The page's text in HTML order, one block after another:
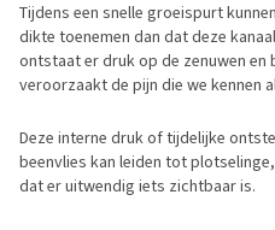
Tijdens een snelle groeispurt
dikte toenemen dan dat deze
ontstaat er druk op de zenuwen en
veroorzaakt de pijn die we kennen
Deze interne druk of tijdelijke
beenvlies kan leiden tot
dat er uitwendig iets zichtbaar is.